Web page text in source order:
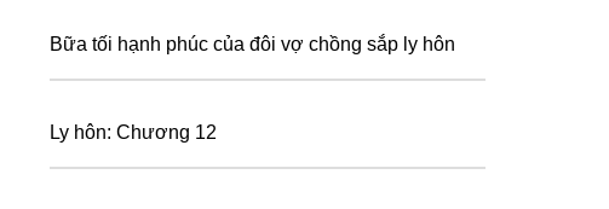
Bữa tối hạnh phúc của đôi vợ chồng sắp ly hôn
Ly hôn: Chương 12